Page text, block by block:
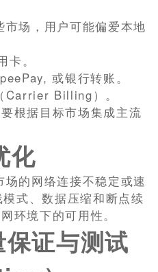
市场，用户可能偏爱本地
。
或银行转账。
Carrier Billing）。
根据目标市场集成主流
化
场的网络连接不稳定或速
式、数据压缩和断点续
环境下的可用性。
证与测试